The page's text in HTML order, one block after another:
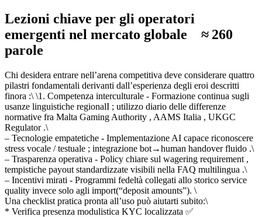
Lezioni chiave per gli operatori
emergenti nel mercato globale ≈ 260
parole
Chi desidera entrare nell’arena competitiva deve considerare quattro
pilastri fondamentali derivanti dall’esperienza degli eroi descritti
finora :\ \1. Competenza interculturale ‑ Formazione continua sugli
usanze linguistiche regional­I ; utilizzo diario delle differenze
normative fra Malta Gaming Authority , AAMS Italia , UKGC
Regulator .\
– Tecnologie empatetiche ‑ Implementazione AI capace riconoscere
stress vocale / testuale ; integrazione bot→human handover fluido .\
– Trasparenza operativa ‑ Policy chiare sul wagering requirement ,
tempistiche payout standardizzate visibili nella FAQ multilingua .\
– Incentivi mirati ‑ Programmi fedeltà collegati allo storico service
quality invece solo agli import‎(“deposit amounts”). \
Una checklist pratica pronta all’uso può aiutarti subito:\
* Verifica presenza modulistica KYC localizzata ✅